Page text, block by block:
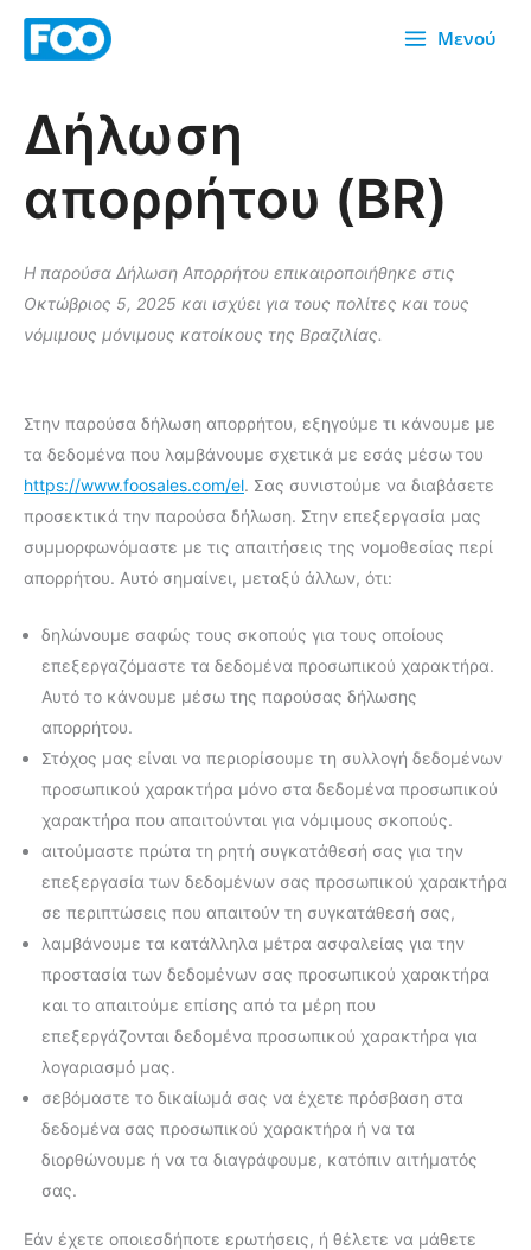
Μετάβαση
Μενού
Δήλωση
απορρήτου (BR)
Η παρούσα Δήλωση Απορρήτου επικαιροποιήθηκε στις
Οκτώβριος 5, 2025 και ισχύει για τους πολίτες και τους
νόμιμους μόνιμους κατοίκους της Βραζιλίας.
Στην παρούσα δήλωση απορρήτου, εξηγούμε τι κάνουμε με
τα δεδομένα που λαμβάνουμε σχετικά με εσάς μέσω του
https://www.foosales.com/el. Σας συνιστούμε να διαβάσετε
προσεκτικά την παρούσα δήλωση. Στην επεξεργασία μας
συμμορφωνόμαστε με τις απαιτήσεις της νομοθεσίας περί
απορρήτου. Αυτό σημαίνει, μεταξύ άλλων, ότι:
δηλώνουμε σαφώς τους σκοπούς για τους οποίους
επεξεργαζόμαστε τα δεδομένα προσωπικού χαρακτήρα.
Αυτό το κάνουμε μέσω της παρούσας δήλωσης
απορρήτου.
Στόχος μας είναι να περιορίσουμε τη συλλογή δεδομένων
προσωπικού χαρακτήρα μόνο στα δεδομένα προσωπικού
χαρακτήρα που απαιτούνται για νόμιμους σκοπούς.
αιτούμαστε πρώτα τη ρητή συγκατάθεσή σας για την
επεξεργασία των δεδομένων σας προσωπικού χαρακτήρα
σε περιπτώσεις που απαιτούν τη συγκατάθεσή σας,
λαμβάνουμε τα κατάλληλα μέτρα ασφαλείας για την
προστασία των δεδομένων σας προσωπικού χαρακτήρα
και το απαιτούμε επίσης από τα μέρη που
επεξεργάζονται δεδομένα προσωπικού χαρακτήρα για
λογαριασμό μας.
σεβόμαστε το δικαίωμά σας να έχετε πρόσβαση στα
δεδομένα σας προσωπικού χαρακτήρα ή να τα
διορθώνουμε ή να τα διαγράφουμε, κατόπιν αιτήματός
σας.
Εάν έχετε οποιεσδήποτε ερωτήσεις, ή θέλετε να μάθετε